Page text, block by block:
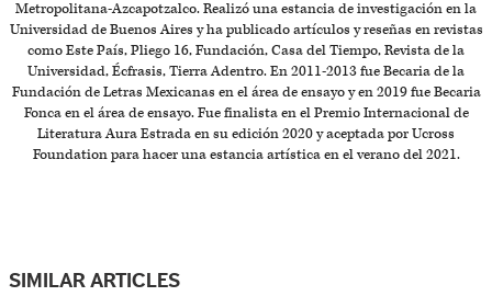
Metropolitana-Azcapotzalco. Realizó una estancia de investigación en la
Universidad de Buenos Aires y ha publicado artículos y reseñas en revistas
como Este País, Pliego 16, Fundación, Casa del Tiempo, Revista de la
Universidad, Écfrasis, Tierra Adentro. En 2011-2013 fue Becaria de la
Fundación de Letras Mexicanas en el área de ensayo y en 2019 fue Becaria
Fonca en el área de ensayo. Fue finalista en el Premio Internacional de
Literatura Aura Estrada en su edición 2020 y aceptada por Ucross
Foundation para hacer una estancia artística en el verano del 2021.
SIMILAR ARTICLES